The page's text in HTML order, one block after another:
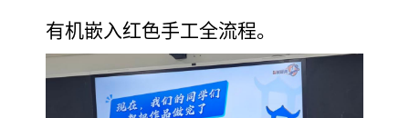
有机嵌入红色手工全流程。